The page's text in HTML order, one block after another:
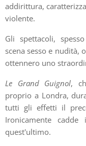
addirittura,
violente.
Gli spettacoli,
scena sesso e nudità,
ottennero uno
Le Grand Guignol,
proprio a Londra,
tutti gli effetti il
Ironicamente
quest'ultimo.